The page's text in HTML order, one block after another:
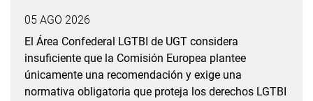
prácticas de conversión
05 AGO 2026
El Área Confederal LGTBI de UGT considera
insuficiente que la Comisión Europea plantee
únicamente una recomendación y exige una
normativa obligatoria que proteja los derechos LGTBI